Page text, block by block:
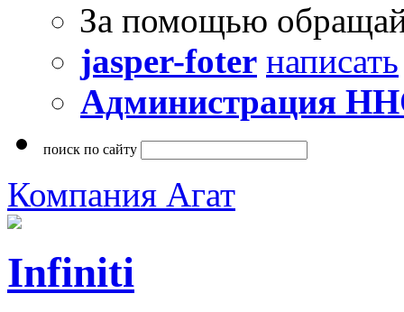
За помощью
jasper-foter написать
Администрация
поиск по сайту
Компания Агат
Infiniti